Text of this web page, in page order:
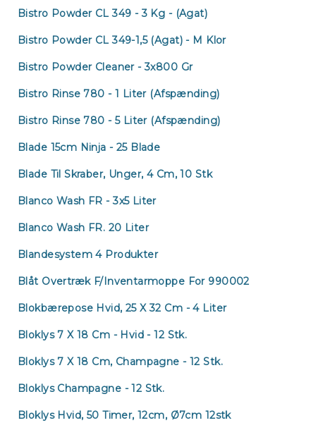
Bistro Powder CL 349 - 3 Kg - (Agat)
Bistro Powder CL 349-1,5 (Agat) - M Klor
Bistro Powder Cleaner - 3x800 Gr
Bistro Rinse 780 - 1 Liter (Afspænding)
Bistro Rinse 780 - 5 Liter (Afspænding)
Blade 15cm Ninja - 25 Blade
Blade Til Skraber, Unger, 4 Cm, 10 Stk
Blanco Wash FR - 3x5 Liter
Blanco Wash FR. 20 Liter
Blandesystem 4 Produkter
Blåt Overtræk F/inventarmoppe For 990002
Blokbærepose Hvid, 25 X 32 Cm - 4 Liter
Bloklys 7 X 18 Cm - Hvid - 12 Stk.
Bloklys 7 X 18 Cm, Champagne - 12 Stk.
Bloklys Champagne - 12 Stk.
Bloklys Hvid, 50 Timer, 12cm, Ø7cm 12stk